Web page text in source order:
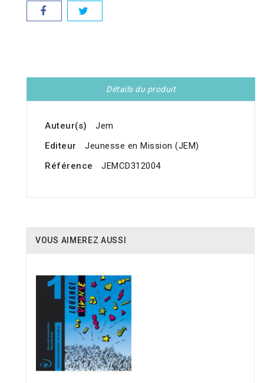
Détails du produit
Auteur(s)
Jem
Editeur
Jeunesse en Mission (JEM)
Référence
JEMCD312004
VOUS AIMEREZ AUSSI